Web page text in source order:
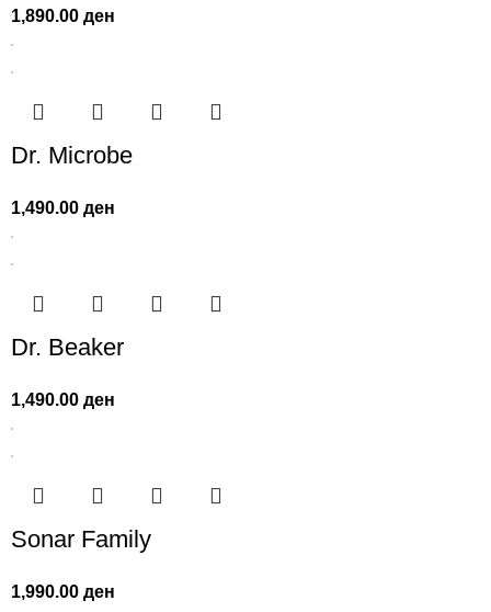
1,890.00ден
Dr. Microbe
1,490.00ден
Dr. Beaker
1,490.00ден
Sonar Family
1,990.00ден